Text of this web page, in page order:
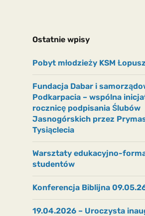
Ostatnie wpisy
Pobyt młodzieży KSM
Fundacja Dabar i
Podkarpacia – wspólna
rocznicę podpisania Ślubów
Jasnogórskich przez
Tysiąclecia
Warsztaty edukacyjno-
studentów
Konferencja Biblijna
19.04.2026 – Uroczysta